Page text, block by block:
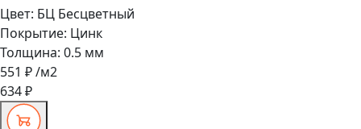
Цвет: БЦ Бесцветный
Покрытие: Цинк
Толщина: 0.5 мм
551 ₽/м2
634 ₽